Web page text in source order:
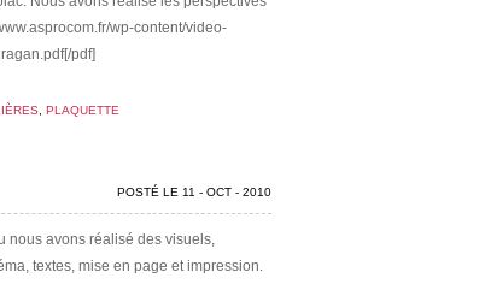
wp-content/video-
pdf]
PLAQUETTE
POSTÉ LE 11 - OCT - 2010
nous avons réalisé des visuels,
textes, mise en page et impression.